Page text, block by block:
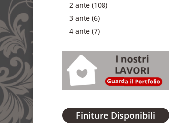
2 ante (108)
3 ante (6)
4 ante (7)
Finiture Disponibili